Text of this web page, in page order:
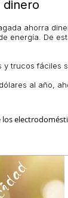
dinero
ahorra
energía. De
trucos
al año,
los